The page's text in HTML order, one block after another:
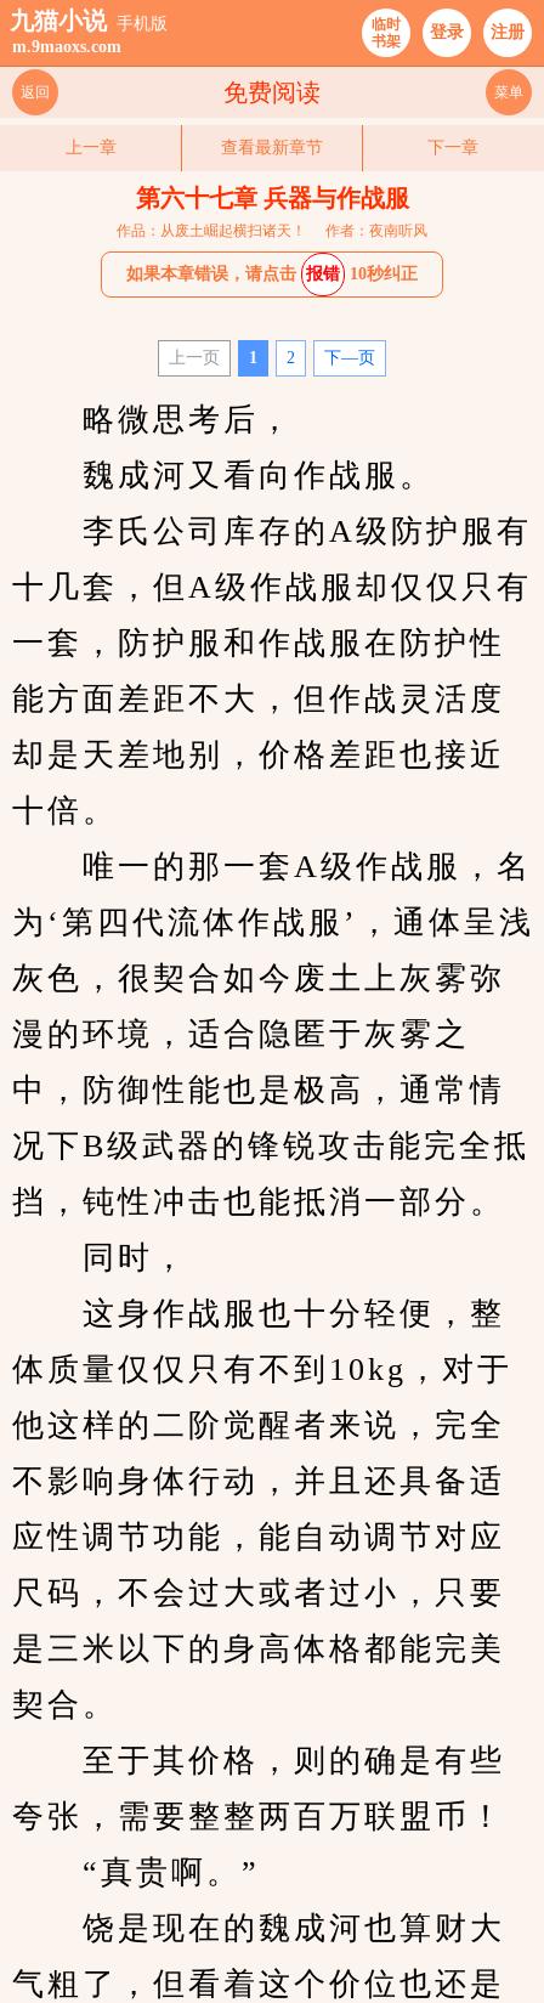
九猫小说 手机版
m.9maoxs.com
临时
书架
登录 注册
免费阅读
返回 菜单
上一章 查看最新章节 下一章
第六十七章 兵器与作战服
作品：从废土崛起横扫诸天！ 作者：夜南听风
如果本章错误，请点击 报错 10秒纠正
上一页 1 2 下—页
略微思考后，
魏成河又看向作战服。
李氏公司库存的A级防护服有
十几套，但A级作战服却仅仅只有
一套，防护服和作战服在防护性
能方面差距不大，但作战灵活度
却是天差地别，价格差距也接近
十倍。
唯一的那一套A级作战服，名
为‘第四代流体作战服’，通体呈浅
灰色，很契合如今废土上灰雾弥
漫的环境，适合隐匿于灰雾之
中，防御性能也是极高，通常情
况下B级武器的锋锐攻击能完全抵
挡，钝性冲击也能抵消一部分。
同时，
这身作战服也十分轻便，整
体质量仅仅只有不到10kg，对于
他这样的二阶觉醒者来说，完全
不影响身体行动，并且还具备适
应性调节功能，能自动调节对应
尺码，不会过大或者过小，只要
是三米以下的身高体格都能完美
契合。
至于其价格，则的确是有些
夸张，需要整整两百万联盟币！
“真贵啊。”
饶是现在的魏成河也算财大
气粗了，但看着这个价位也还是